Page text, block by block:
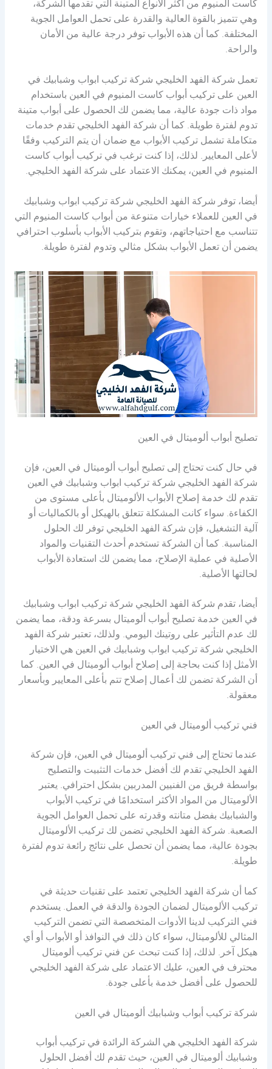
كاست المنيوم من أكثر الأنواع المتينة التي تقدمها الشركة،
وهي تتميز بالقوة العالية والقدرة على تحمل العوامل الجوية
المختلفة. كما أن هذه الأبواب توفر درجة عالية من الأمان
والراحة.
تعمل شركة الفهد الخليجي شركة تركيب ابواب وشبابيك في
العين على تركيب أبواب كاست المنيوم في العين باستخدام
مواد ذات جودة عالية، مما يضمن لك الحصول على أبواب متينة
تدوم لفترة طويلة. كما أن شركة الفهد الخليجي تقدم خدمات
متكاملة تشمل تركيب الأبواب مع ضمان أن يتم التركيب وفقًا
لأعلى المعايير. لذلك، إذا كنت ترغب في تركيب أبواب كاست
المنيوم في العين، يمكنك الاعتماد على شركة الفهد الخليجي.
أيضا، توفر شركة الفهد الخليجي شركة تركيب ابواب وشبابيك
في العين للعملاء خيارات متنوعة من أبواب كاست المنيوم التي
تتناسب مع احتياجاتهم، وتقوم بتركيب الأبواب بأسلوب احترافي
يضمن أن تعمل الأبواب بشكل مثالي وتدوم لفترة طويلة.
تصليح أبواب ألوميتال في العين
في حال كنت تحتاج إلى تصليح أبواب ألوميتال في العين، فإن
شركة الفهد الخليجي شركة تركيب ابواب وشبابيك في العين
تقدم لك خدمة إصلاح الأبواب الألوميتال بأعلى مستوى من
الكفاءة. سواء كانت المشكلة تتعلق بالهيكل أو بالكماليات أو
آلية التشغيل، فإن شركة الفهد الخليجي توفر لك الحلول
المناسبة. كما أن الشركة تستخدم أحدث التقنيات والمواد
الأصلية في عملية الإصلاح، مما يضمن لك استعادة الأبواب
لحالتها الأصلية.
أيضا، تقدم شركة الفهد الخليجي شركة تركيب ابواب وشبابيك
في العين خدمة تصليح أبواب ألوميتال بسرعة ودقة، مما يضمن
لك عدم التأثير على روتينك اليومي. ولذلك، تعتبر شركة الفهد
الخليجي شركة تركيب ابواب وشبابيك في العين هي الاختيار
الأمثل إذا كنت بحاجة إلى إصلاح أبواب ألوميتال في العين. كما
أن الشركة تضمن لك أعمال إصلاح تتم بأعلى المعايير وبأسعار
معقولة.
فني تركيب ألوميتال في العين
عندما تحتاج إلى فني تركيب ألوميتال في العين، فإن شركة
الفهد الخليجي تقدم لك أفضل خدمات التثبيت والتصليح
بواسطة فريق من الفنيين المدربين بشكل احترافي. يعتبر
الألوميتال من المواد الأكثر استخدامًا في تركيب الأبواب
والشبابيك بفضل متانته وقدرته على تحمل العوامل الجوية
الصعبة. شركة الفهد الخليجي تضمن لك تركيب الألوميتال
بجودة عالية، مما يضمن أن تحصل على نتائج رائعة تدوم لفترة
طويلة.
كما أن شركة الفهد الخليجي تعتمد على تقنيات حديثة في
تركيب الألوميتال لضمان الجودة والدقة في العمل. يستخدم
فني التركيب لدينا الأدوات المتخصصة التي تضمن التركيب
المثالي للألوميتال، سواء كان ذلك في النوافذ أو الأبواب أو أي
هيكل آخر. لذلك، إذا كنت تبحث عن فني تركيب ألوميتال
محترف في العين، عليك الاعتماد على شركة الفهد الخليجي
للحصول على أفضل خدمة بأعلى جودة.
شركة تركيب أبواب وشبابيك ألوميتال في العين
شركة الفهد الخليجي هي الشركة الرائدة في تركيب أبواب
وشبابيك ألوميتال في العين، حيث تقدم لك أفضل الحلول